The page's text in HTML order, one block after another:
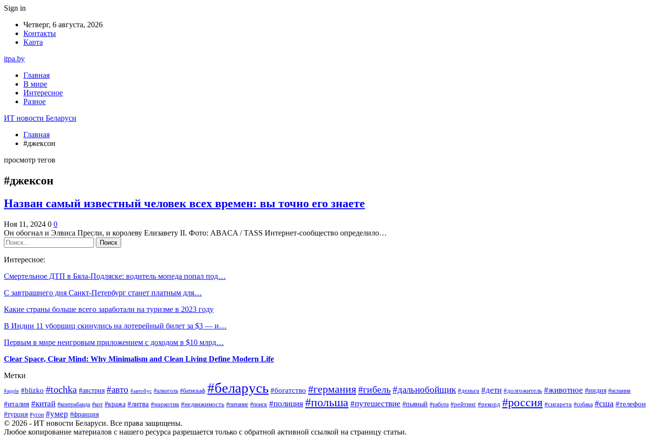
Sign in
Четверг, 6 августа, 2026
Контакты
Карта
itpa.by
Главная
В мире
Интересное
Разное
ИТ новости Беларуси
Главная
#джексон
просмотр тегов
#джексон
Назван самый известный человек всех времен: вы точно его знаете
Ноя 11, 2024 0 0
Он обогнал и Элвиса Пресли, и королеву Елизавету II. Фото: ABACA / TASS Интернет-сообщество определило…
Интересное:
Смертельное ДТП в Бяла-Подляске: водитель мопеда попал под…
С завтрашнего дня Санкт-Петербург станет платным для…
Какие страны больше всего заработали на туризме в 2023 году
В Индии 11 уборщиц скинулись на лотерейный билет за $3 — и…
Первым в мире неигровым приложением с доходом в $10 млрд…
Clear Space, Clear Mind: Why Minimalism and Clean Living Define Modern Life
Метки
#apple #blizko #tochka #австрия #авто #автобус #алкоголь #батискаф #беларусь #богатство #германия#гибель#дальнобойщик #деньга #дети #долгожитель #животное #индия #испания
#италия #китай #контрабанда #кот #кража #литва #наркотик #недвижимость #питание #поиск #полиция #польша #путешествие #пьяный #работа #рейтинг #рекорд #россия #сигарета #собака #сша #телефон
#турция #угон #умер #франция
© 2026 - ИТ новости Беларуси. Все права защищены.
Любое копирование материалов с нашего ресурса разрешается только с обратной активной ссылкой на страницу статьи.